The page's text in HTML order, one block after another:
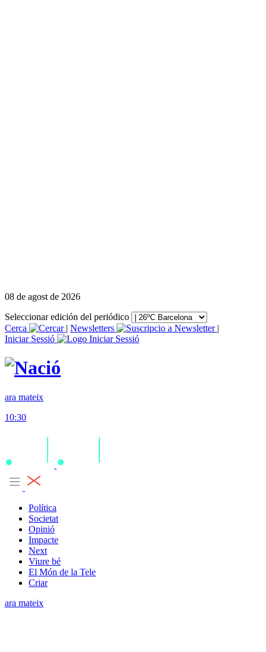
08 de agost de 2026
Seleccionar edición del periódico
Cerca
| Newsletters
|
Iniciar Sessió
ara mateix
10:30
Política
Societat
Opinió
Impacte
Next
Viure bé
El Món de la Tele
Criar
ara mateix